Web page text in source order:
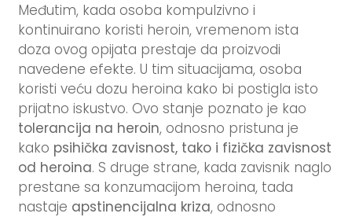
Međutim, kada osoba kompulzivno i
kontinuirano koristi heroin, vremenom ista
doza ovog opijata prestaje da proizvodi
navedene efekte. U tim situacijama, osoba
koristi veću dozu heroina kako bi postigla isto
prijatno iskustvo. Ovo stanje poznato je kao
tolerancija na heroin, odnosno pristuna je
kako psihička zavisnost, tako i fizička zavisnost
od heroina. S druge strane, kada zavisnik naglo
prestane sa konzumacijom heroina, tada
nastaje apstinencijalna kriza, odnosno